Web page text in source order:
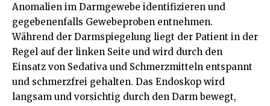
Anomalien im Darmgewebe identifizieren und
gegebenenfalls Gewebeproben entnehmen.
Während der Darmspiegelung liegt der Patient in der
Regel auf der linken Seite und wird durch den
Einsatz von Sedativa und Schmerzmitteln entspannt
und schmerzfrei gehalten. Das Endoskop wird
langsam und vorsichtig durch den Darm bewegt,